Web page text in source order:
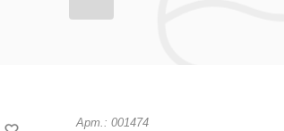
Арт.: 001474